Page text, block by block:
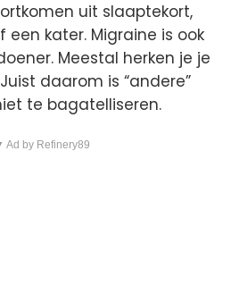
uit slaaptekort,
een kater. Migraine is ook
Meestal herken je je
daarom is “andere”
te bagatelliseren.
Ad by Refinery89